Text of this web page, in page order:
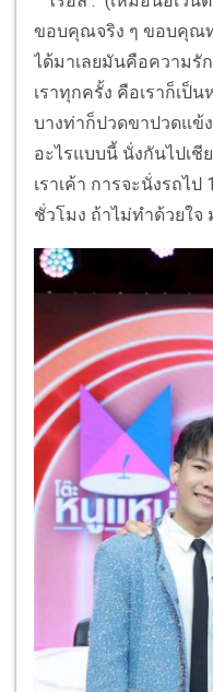
ขอบคุณจริง ๆ ขอบคุณ
ได้มาเลยมันคือความรั
เราทุกครั้ง คือเราก็เป็
บางท่าก็ปวดขาปวดแข้
อะไรแบบนี้ นั่งกันไปเชี
เราเค้า การจะนั่งรถไป
ชั่วโมง ถ้าไม่ทำด้วยใจ